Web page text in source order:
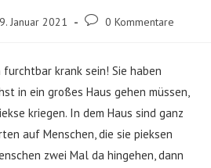
Januar 2021
Beitrags-0 Kommentare
furchtbar krank sein! Sie haben
in ein großes Haus gehen müssen,
kriegen. In dem Haus sind ganz
auf Menschen, die sie pieksen
zwei Mal da hingehen, dann